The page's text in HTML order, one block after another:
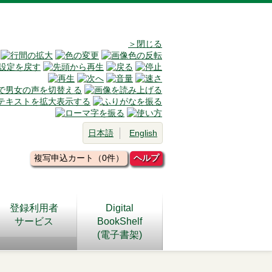
＞閉じる
日本語 English
複写申込カート（0件） ヘルプ
登録利用者
サービス
Digital
BookShelf
(電子書架)